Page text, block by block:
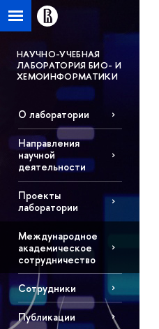
НАУЧНО-УЧЕБНАЯ
ЛАБОРАТОРИЯ БИО- И
ХЕМОИНФОРМАТИКИ
О лаборатории
Направления
научной
деятельности
Проекты
лаборатории
Международное
академическое
сотрудничество
Сотрудники
Публикации